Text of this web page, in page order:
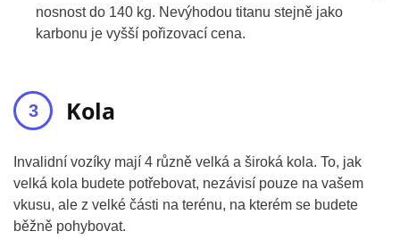
nosnost do 140 kg. Nevýhodou titanu stejně jako
karbonu je vyšší pořizovací cena.
Kola
Invalidní vozíky mají 4 různě velká a široká kola. To, jak
velká kola budete potřebovat, nezávisí pouze na vašem
vkusu, ale z velké části na terénu, na kterém se budete
běžně pohybovat.